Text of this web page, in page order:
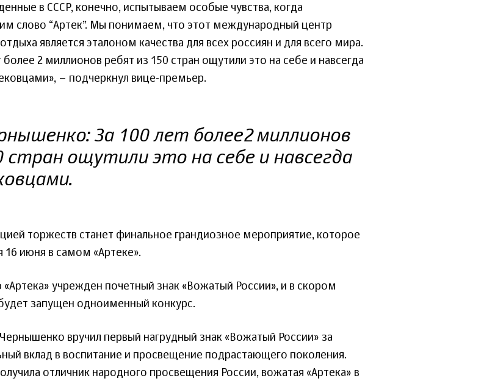
в СССР, конечно, испытываем особые чувства, когда
слово “Артек”. Мы понимаем, что этот международный центр
является эталоном качества для всех россиян и для всего мира.
более 2 миллионов ребят из 150 стран ощутили это на себе и навсегда
– подчеркнул вице-премьер.
За 100 лет более 2 миллионов
стран ощутили это на себе и навсегда
торжеств станет финальное грандиозное мероприятие, которое
16 июня в самом «Артеке».
учрежден почетный знак «Вожатый России», и в скором
запущен одноименный конкурс.
вручил первый нагрудный знак «Вожатый России» за
вклад в воспитание и просвещение подрастающего поколения.
отличник народного просвещения России, вожатая «Артека» в